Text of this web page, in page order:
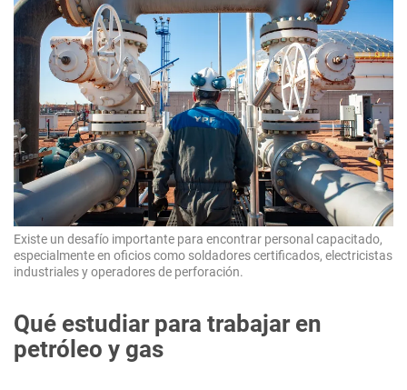
Existe un desafío importante para encontrar personal capacitado,
especialmente en oficios como soldadores certificados, electricistas
industriales y operadores de perforación.
Qué estudiar para trabajar en
petróleo y gas